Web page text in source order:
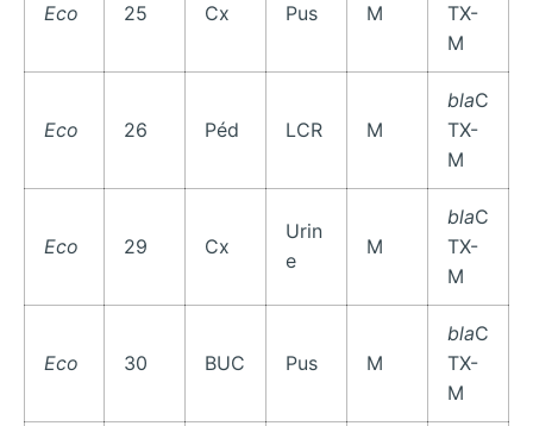
Eco 25 Cx Pus M
TX-
M
Eco 26 Péd LCR M
blaC
TX-
M
Eco 29 Cx
Urin
e
M
blaC
TX-
M
Eco 30 BUC Pus M
blaC
TX-
M